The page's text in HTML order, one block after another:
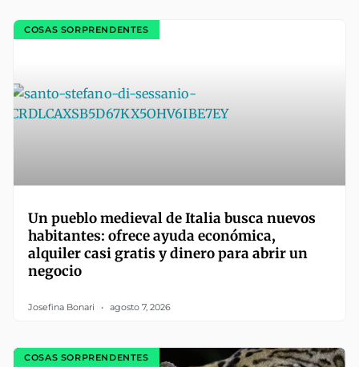
COSAS SORPRENDENTES
Un pueblo medieval de Italia busca nuevos
habitantes: ofrece ayuda económica,
alquiler casi gratis y dinero para abrir un
negocio
Josefina Bonari agosto 7, 2026
COSAS SORPRENDENTES